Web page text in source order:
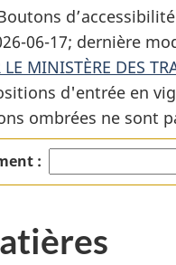
06-17; dernière
MINISTÈRE DES
d'entrée en
ombrées ne sont
: